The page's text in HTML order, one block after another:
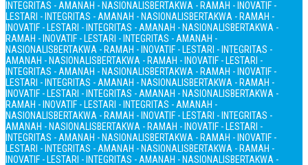
INTEGRITAS - AMANAH - NASIONALISBERTAKWA - RAMAH - INOVATIF -
LESTARI - INTEGRITAS - AMANAH - NASIONALISBERTAKWA - RAMAH -
INOVATIF - LESTARI - INTEGRITAS - AMANAH - NASIONALISBERTAKWA -
RAMAH - INOVATIF - LESTARI - INTEGRITAS - AMANAH -
NASIONALISBERTAKWA - RAMAH - INOVATIF - LESTARI - INTEGRITAS -
AMANAH - NASIONALISBERTAKWA - RAMAH - INOVATIF - LESTARI -
INTEGRITAS - AMANAH - NASIONALISBERTAKWA - RAMAH - INOVATIF -
LESTARI - INTEGRITAS - AMANAH - NASIONALISBERTAKWA - RAMAH -
INOVATIF - LESTARI - INTEGRITAS - AMANAH - NASIONALISBERTAKWA -
RAMAH - INOVATIF - LESTARI - INTEGRITAS - AMANAH -
NASIONALISBERTAKWA - RAMAH - INOVATIF - LESTARI - INTEGRITAS -
AMANAH - NASIONALISBERTAKWA - RAMAH - INOVATIF - LESTARI -
INTEGRITAS - AMANAH - NASIONALISBERTAKWA - RAMAH - INOVATIF -
LESTARI - INTEGRITAS - AMANAH - NASIONALISBERTAKWA - RAMAH -
INOVATIF - LESTARI - INTEGRITAS - AMANAH - NASIONALISBERTAKWA -